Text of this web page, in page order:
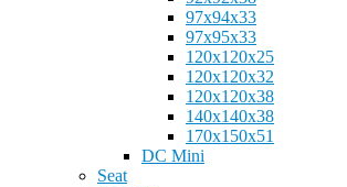
97х94x33
97x95x33
120х120x25
120x120x32
120x120x38
140x140x38
170x150x51
DC Mini
Seat